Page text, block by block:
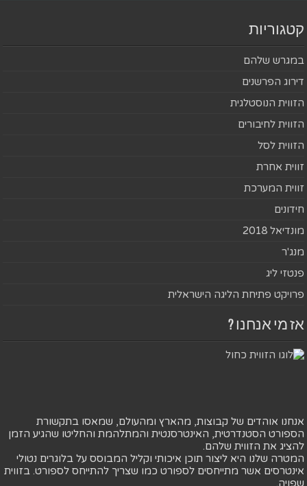
קטגוריות
במגרש שלהם
דירוג הפרשנים
הזווית הנוסטלגית
הזווית לחיבורים
הזווית לסל
זווית אחרת
זווית המערכת
חידונים
מונדיאל 2018
מנג'ר
פנטזי ליג
פרויקט פתיחת הליגה הישראלית
אז מי אנחנו ?
אנחנו אוהדים של קבוצות, מהארץ ומהעולם, שמאסו בתקשורת
הספורט הסטנדרטית, האינטרסנטית והמתלהמת והחליטו שהגיע הזמן
להציג את הזווית שלהם.
המטרה שלנו היא ליצור תוכן איכותי וקליל המבוסס על בלוגרים נטולי
אינטרסים אשר מתייחסים לספורט כמו שצריך להתייחס לספורט. בזווית